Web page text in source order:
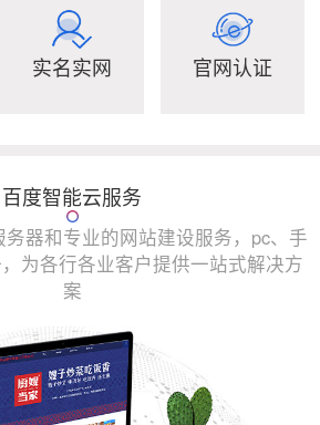
实名实网 官网认证
百度智能云服务
器和专业的网站建设服务，pc、手
为各行各业客户提供一站式解决方
案